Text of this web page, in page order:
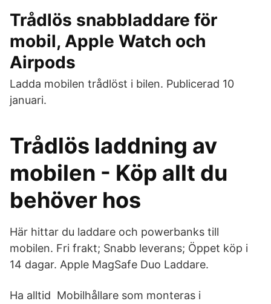
Trådlös snabbladdare för
mobil, Apple Watch och
Airpods
Ladda mobilen trådlöst i bilen. Publicerad 10
januari.
Trådlös laddning av
mobilen - Köp allt du
behöver hos
Här hittar du laddare och powerbanks till
mobilen. Fri frakt; Snabb leverans; Öppet köp i
14 dagar. Apple MagSafe Duo Laddare.
Ha alltid Mobilhållare som monteras i